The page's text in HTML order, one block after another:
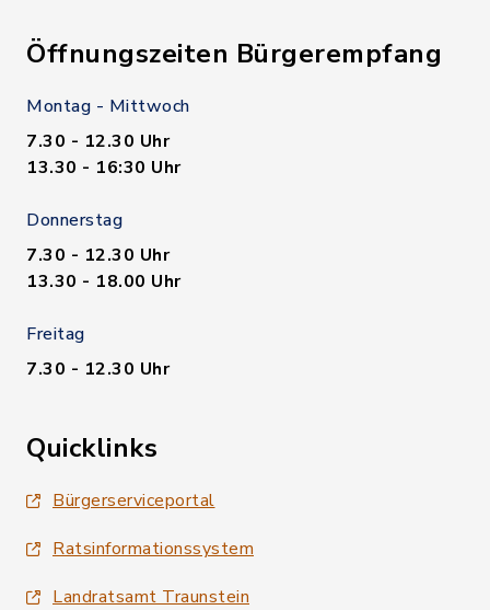
Öffnungszeiten Bürgerempfang
Montag - Mittwoch
7.30 - 12.30 Uhr
13.30 - 16:30 Uhr
Donnerstag
7.30 - 12.30 Uhr
13.30 - 18.00 Uhr
Freitag
7.30 - 12.30 Uhr
Quicklinks
Bürgerserviceportal
Ratsinformationssystem
Landratsamt Traunstein